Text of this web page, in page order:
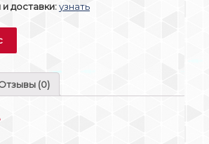
доставки:узнать
(0)